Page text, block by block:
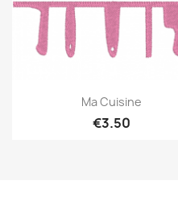
Quick view
Ma Cuisine
€3.50